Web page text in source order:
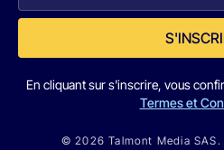
En cliquant sur s'inscrire, vous
Termes et
© 2026 Talmont Media